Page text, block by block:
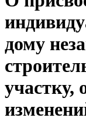
дому
участку,